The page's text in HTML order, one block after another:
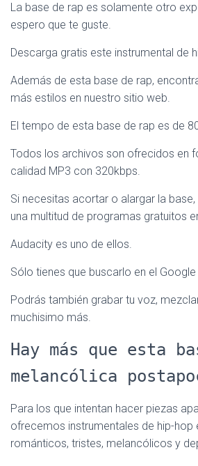
La base de rap es solamente otro
espero que te guste.
Descarga gratis este instrumental de
Además de esta base de rap,
más estilos en nuestro sitio web.
El tempo de esta base de rap es de
Todos los archivos son ofrecidos en
calidad MP3 con 320kbps.
Si necesitas acortar o alargar la
una multitud de programas gratuitos
Audacity es uno de ellos.
Sólo tienes que buscarlo en el
Podrás también grabar tu voz,
muchisimo más.
Hay más que esta
melancólica
Para los que intentan hacer piezas
ofrecemos instrumentales de hip-hop
románticos, tristes, melancólicos y